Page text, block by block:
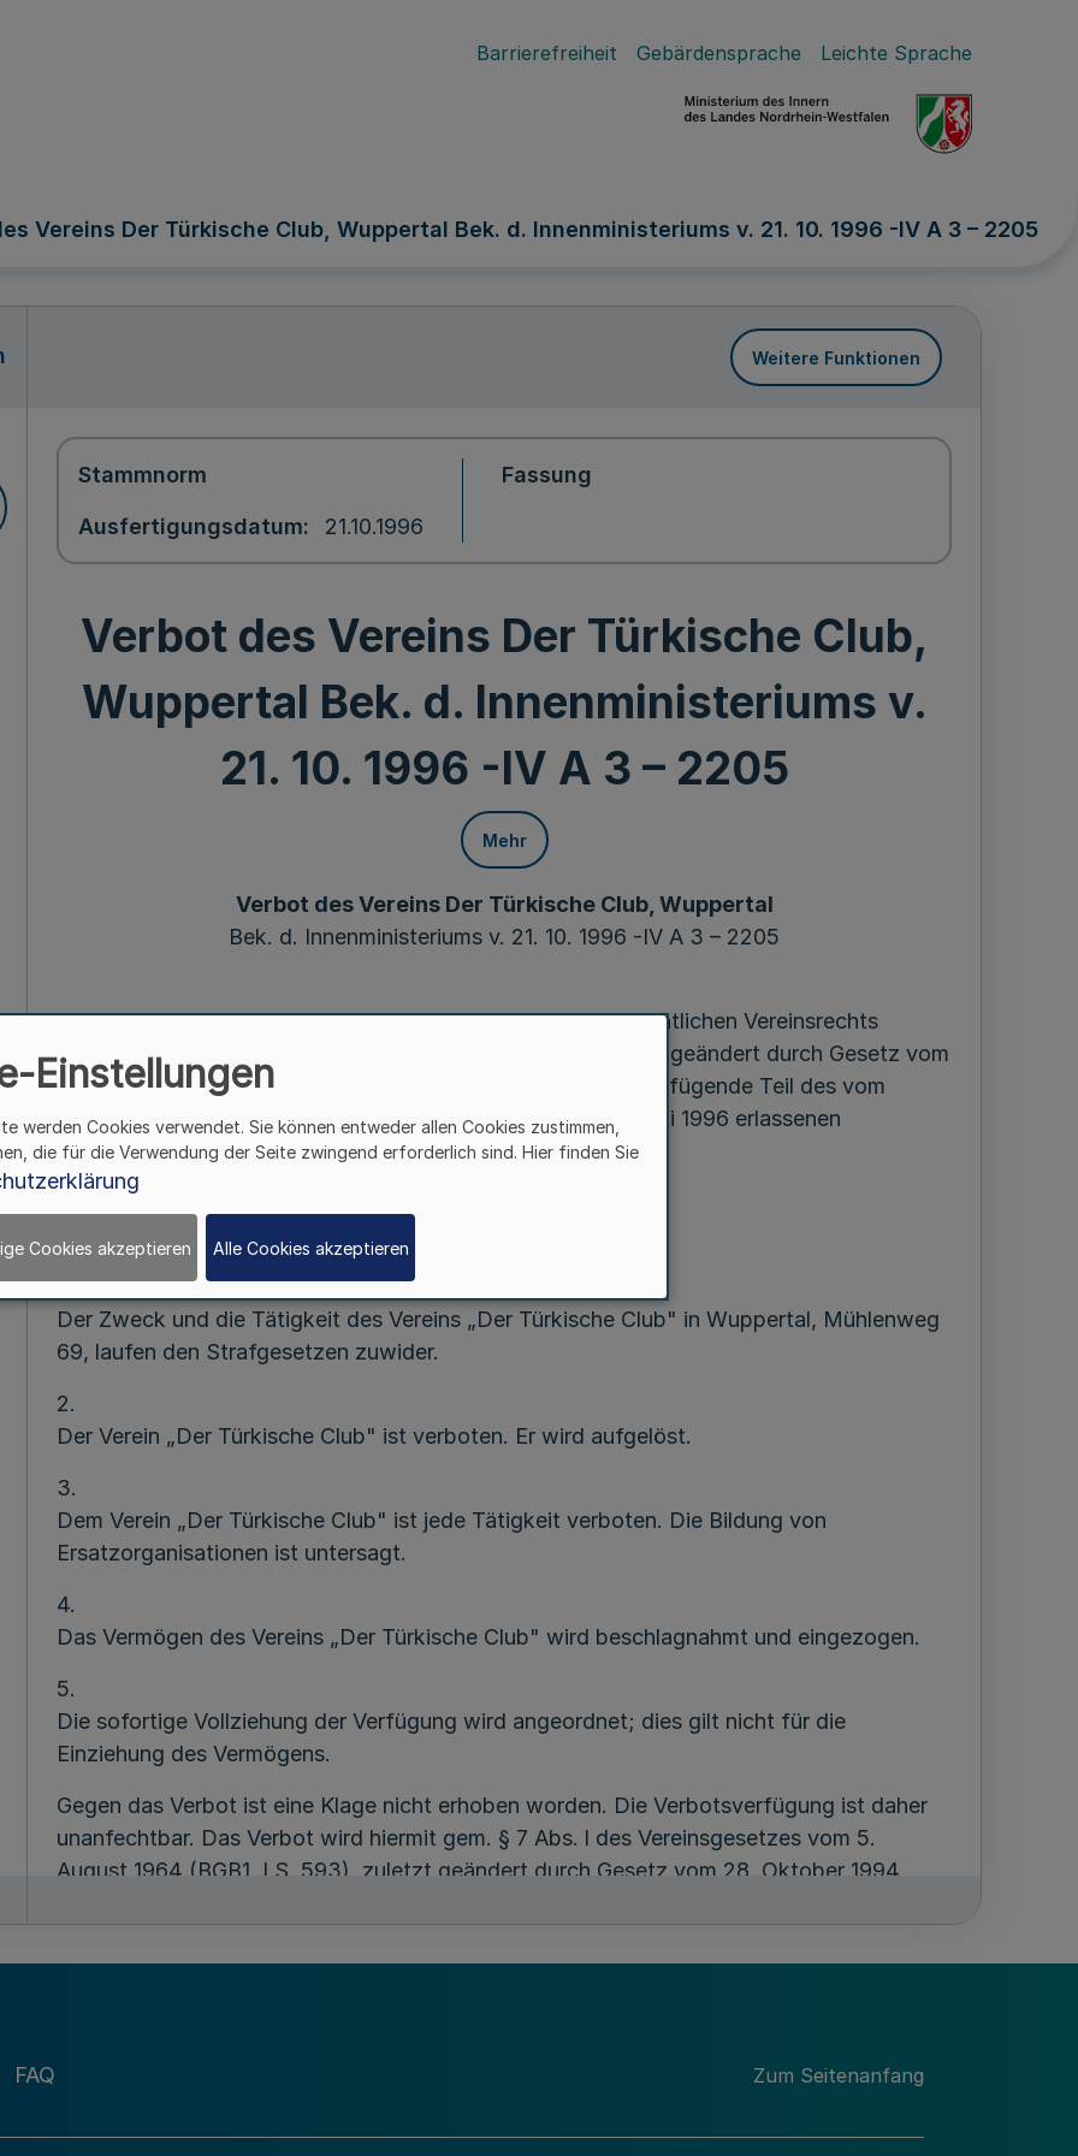
Barrierefreiheit Gebärdensprache Leichte Sprache
Vereins Der Türkische Club, Wuppertal Bek. d. Innenministeriums v. 21. 10. 1996 -IV A 3 – 2205
Weitere Funktionen
Stammnorm
Ausfertigungsdatum 21.10.1996
Fassung
Verbot des Vereins Der Türkische Club,
Wuppertal Bek. d. Innenministeriums v.
21. 10. 1996 -IV A 3 – 2205
Mehr
Verbot des Vereins Der Türkische Club, Wuppertal
Bek. d. Innenministeriums v. 21. 10. 1996 -IV A 3 – 2205
Gem. § 3 Abs. 4 Satz 2 des Gesetzes zur Regelung des öffentlichen Vereinsrechts
(Vereinsgesetz) vom 5. August 1964 (BGB1.1 S. 593), zuletzt geändert durch Gesetz vom
28. Oktober 1964 (BGB1.1 S. 3186), wird nachstehend der verfügende Teil des vom
Innenministerium des Landes Nordrhein-Westfalen am 25. Juli 1996 erlassenen
Vereinsverbots bekannt gemacht:
1.
Der Zweck und die Tätigkeit des Vereins „Der Türkische Club" in Wuppertal, Mühlenweg
69, laufen den Strafgesetzen zuwider.
2.
Der Verein „Der Türkische Club" ist verboten. Er wird aufgelöst.
3.
Dem Verein „Der Türkische Club" ist jede Tätigkeit verboten. Die Bildung von
Ersatzorganisationen ist untersagt.
4.
Das Vermögen des Vereins „Der Türkische Club" wird beschlagnahmt und eingezogen.
5.
Die sofortige Vollziehung der Verfügung wird angeordnet; dies gilt nicht für die
Einziehung des Vermögens.
Gegen das Verbot ist eine Klage nicht erhoben worden. Die Verbotsverfügung ist daher
unanfechtbar. Das Verbot wird hiermit gem. § 7 Abs. l des Vereinsgesetzes vom 5.
August 1964 (BGB1. I S. 593), zuletzt geändert durch Gesetz vom 28. Oktober 1994
FAQ Zum Seitenanfang
Einstellungen
werden Cookies verwendet. Sie können entweder allen Cookies zustimmen,
die für die Verwendung der Seite zwingend erforderlich sind. Hier finden Sie
Cookies akzeptieren Alle Cookies akzeptieren